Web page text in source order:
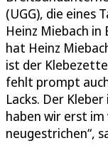
(UGG), die eines
Heinz Miebach
hat Heinz
ist der
fehlt prompt
Lacks. Der
haben wir erst
neugestrichen“,